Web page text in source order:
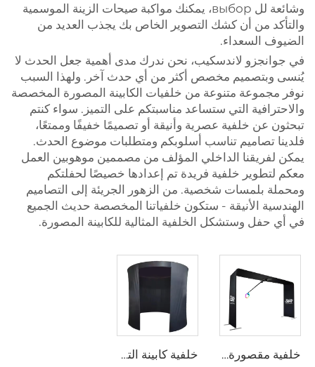
وشائعة لل выбор، يمكنك مواكبة صيحات الزينة الموسمية
والتأكد من أن كشك التصوير الخاص بك يجذب العديد من
الضيوف السعداء.
في جوانجزو لاندسكيب، نحن ندرك مدى أهمية جعل الحدث لا
يُنسى وبتصميم مخصص أكثر من أي حدث آخر. ولهذا السبب
نوفر مجموعة متنوعة من خلفيات الكابينة المصورة المخصصة
والاحترافية التي ستساعد مناسبتكم على التميز. سواء كنتم
تبحثون عن خلفية عصرية وأنيقة أو تصميمًا خفيفًا وممتعًا،
فلدينا تصاميم تناسب أسلوبكم ومتطلبات موضوع الحدث.
يمكن لفريقنا الداخلي المؤلف من مصممين موهوبين العمل
معكم لتطوير خلفية فريدة تم إعدادها خصيصًا لحفلتكم
ومحملة بلمسات شخصية. من الزهور الجريئة إلى التصاميم
الهندسية الأنيقة - ستكون خلفياتنا المخصصة حديث الجميع
في أي حفل وستشكل الخلفية المثالية للكابينة المصورة.
خلفية مقصورة البوث الفوتوغرافي الدوراني 360 خلفية كابينة التصوير 360